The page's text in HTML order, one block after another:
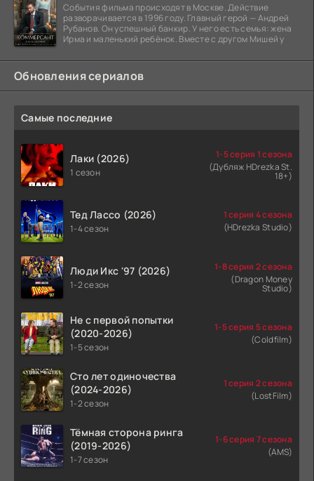
События фильма происходят в Москве. Действие
разворачивается в 1996 году. Главный герой — Андрей
Рубанов. Он успешный банкир. У него есть семья: жена
Ирма и маленький ребёнок. Вместе с другом Мишей у
Обновления сериалов
Самые последние
Лаки (2026)
1 сезон
1-5 серия 1 сезона
(Дубляж HDrezka St.
18+)
Тед Лассо (2026)
1-4 сезон
1 серия 4 сезона
(HDrezka Studio)
Люди Икс '97 (2026)
1-2 сезон
1-8 серия 2 сезона
(Dragon Money
Studio)
Не с первой попытки
(2020-2026)
1-5 сезон
1-5 серия 5 сезона
(Coldfilm)
Сто лет одиночества
(2024-2026)
1-2 сезон
1 серия 2 сезона
(LostFilm)
Тёмная сторона ринга
(2019-2026)
1-7 сезон
1-6 серия 7 сезона
(AMS)